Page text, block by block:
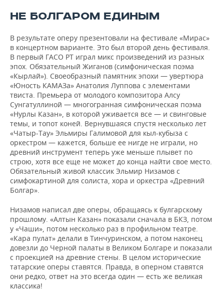
НЕ БОЛГАРОМ ЕДИНЫМ
В результате оперу презентовали на фестивале «Мирас»
в концертном варианте. Это был второй день фестиваля.
В первый ГАСО РТ играл микс произведений из разных
эпох. Обязательный Жиганов (симфоническая поэма
«Кырлай»). Своеобразный памятник эпохи — увертюра
«Юность КАМАЗа» Анатолия Луппова с элементами
твиста. Премьера от молодого композитора Алсу
Сунгатуллиной — многогранная симфоническая поэма
«Нурлы Казан», в которой уживается все — и свинговые
темы, и топот коней. Вернувшаяся спустя несколько лет
«Чатыр-Тау» Эльмиры Галимовой для кыл-кубыза с
оркестром — кажется, больше ее нигде не играли, но
древний инструмент теперь уже меньше плывет по
строю, хотя все еще не может до конца найти свое место.
Обязательный живой классик Эльмир Низамов с
симфокартиной для солиста, хора и оркестра «Древний
Болгар».
Низамов написал две оперы, обращаясь к булгарскому
прошлому. «Алтын Казан» показали сначала в БКЗ, потом
у «Чаши», потом несколько раз в профильном театре.
«Кара пулат» делали в Тинчуринском, а потом наконец
довезли до Черной палаты в Великом Болгаре и показали
с проекцией на древние стены. В целом исторические
татарские оперы ставятся. Правда, в оперном ставятся
они редко, ответ на это всегда один — есть же великая
классика!